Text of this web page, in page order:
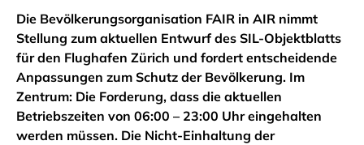
Die Bevölkerungsorganisation FAIR in AIR nimmt
Stellung zum aktuellen Entwurf des SIL-Objektblatts
für den Flughafen Zürich und fordert entscheidende
Anpassungen zum Schutz der Bevölkerung. Im
Zentrum: Die Forderung, dass die aktuellen
Betriebszeiten von 06:00 – 23:00 Uhr eingehalten
werden müssen. Die Nicht-Einhaltung der